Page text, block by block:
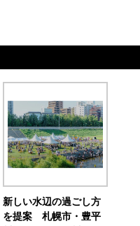
新しい水辺の過ごし方
を提案 札幌市・豊平